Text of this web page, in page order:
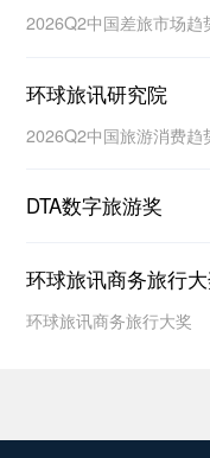
2026Q2中国差旅市场
环球旅讯研究院
2026Q2中国旅游消费趋
DTA数字旅游奖
环球旅讯商务旅行
环球旅讯商务旅行大奖